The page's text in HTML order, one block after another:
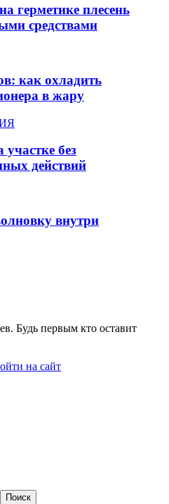
герметике плесень
средствами
как охладить
в жару
без
действий
внутри
Будь первым кто оставит
на сайт
Поиск